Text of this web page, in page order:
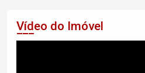
Vídeo do Imóvel